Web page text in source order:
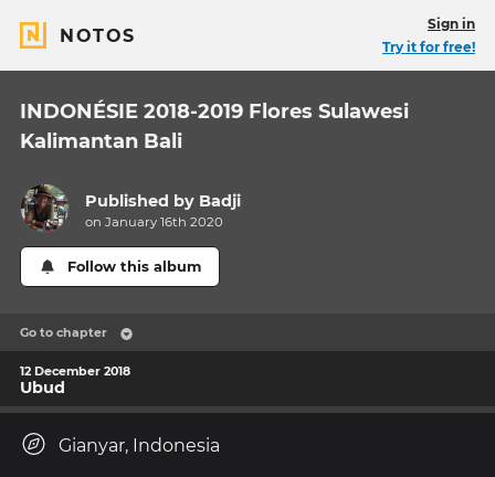
NOTOS
Sign in
Try it for free!
INDONÉSIE 2018-2019 Flores Sulawesi
Kalimantan Bali
Published by Badji
on January 16th 2020
Follow this album
Go to chapter
12 December 2018
Ubud
Gianyar, Indonesia